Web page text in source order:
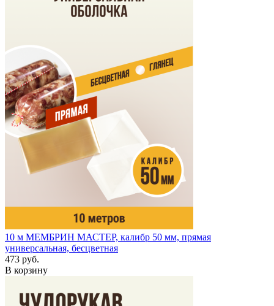
10 м МЕМБРИН МАСТЕР, калибр 50 мм, прямая
универсальная, бесцветная
473 руб.
В корзину